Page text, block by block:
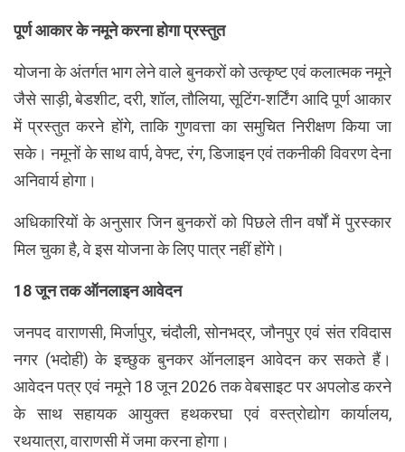
पूर्ण आकार के नमूने करना होगा प्रस्तुत
योजना के अंतर्गत भाग लेने वाले बुनकरों को उत्कृष्ट एवं कलात्मक नमूने
जैसे साड़ी, बेडशीट, दरी, शॉल, तौलिया, सूटिंग-शर्टिंग आदि पूर्ण आकार
में प्रस्तुत करने होंगे, ताकि गुणवत्ता का समुचित निरीक्षण किया जा
सके। नमूनों के साथ वार्प, वेफ्ट, रंग, डिजाइन एवं तकनीकी विवरण देना
अनिवार्य होगा।
अधिकारियों के अनुसार जिन बुनकरों को पिछले तीन वर्षों में पुरस्कार
मिल चुका है, वे इस योजना के लिए पात्र नहीं होंगे।
18 जून तक ऑनलाइन आवेदन
जनपद वाराणसी, मिर्जापुर, चंदौली, सोनभद्र, जौनपुर एवं संत रविदास
नगर (भदोही) के इच्छुक बुनकर ऑनलाइन आवेदन कर सकते हैं।
आवेदन पत्र एवं नमूने 18 जून 2026 तक वेबसाइट पर अपलोड करने
के साथ सहायक आयुक्त हथकरघा एवं वस्त्रोद्योग कार्यालय,
रथयात्रा, वाराणसी में जमा करना होगा।